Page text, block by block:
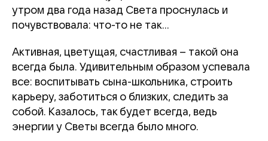
утром два года назад Света проснулась и
почувствовала: что-то не так...
Активная, цветущая, счастливая – такой она
всегда была. Удивительным образом успевала
все: воспитывать сына-школьника, строить
карьеру, заботиться о близких, следить за
собой. Казалось, так будет всегда, ведь
энергии у Светы всегда было много.